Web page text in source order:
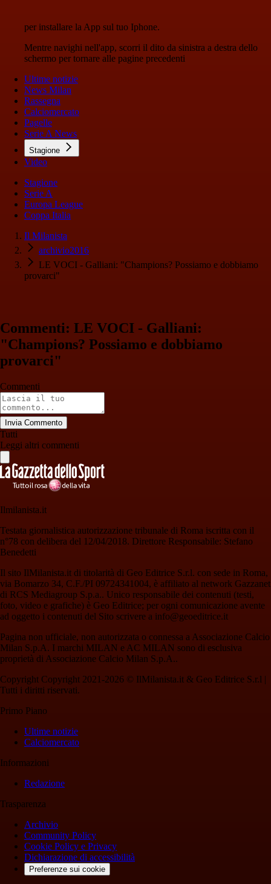
per installare la App sul tuo Iphone.
Mentre navighi nell'app, scorri il dito da sinistra a destra dello
schermo per tornare alle pagine precedenti
Ultime notizie
News Milan
Rassegna
Calciomercato
Pagelle
Serie A News
Stagione
Video
Stagione
Serie A
Europa League
Coppa Italia
Il Milanista
archivio2016
LE VOCI - Galliani: "Champions? Possiamo e dobbiamo
provarci"
Commenti: LE VOCI - Galliani:
"Champions? Possiamo e dobbiamo
provarci"
Commenti
Invia Commento
Tutti
Leggi altri commenti
Ilmilanista.it
Testata giornalistica autorizzazione tribunale di Roma iscritta con il
n°78 con delibera del 12/04/2018. Direttore Responsabile: Stefano
Benedetti
Il sito IlMilanista.it di titolarità di Geo Editrice S.r.l. con sede in Roma,
via Bomarzo 34, C.F./PI 09724341004, è affiliato al network Gazzanet
di RCS Mediagroup S.p.a.. Unico responsabile dei contenuti (testi,
foto, video e grafiche) è Geo Editrice; per ogni comunicazione avente
ad oggetto i contenuti del Sito scrivere a info@geoeditrice.it
Pagina non ufficiale, non autorizzata o connessa a Associazione Calcio
Milan S.p.A. I marchi MILAN e AC MILAN sono di esclusiva
proprietà di Associazione Calcio Milan S.p.A..
Copyright Copyright 2021-2026 © IlMilanista.it & Geo Editrice S.r.l |
Tutti i diritti riservati.
Primo Piano
Ultime notizie
Calciomercato
Informazioni
Redazione
Trasparenza
Archivio
Community Policy
Cookie Policy e Privacy
Dichiarazione di accessibilità
Preferenze sui cookie